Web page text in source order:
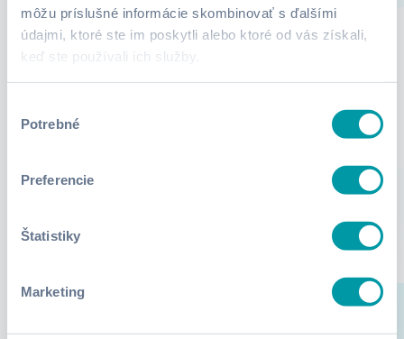
môžu príslušné informácie skombinovať s ďalšími
údajmi, ktoré ste im poskytli alebo ktoré od vás získali,
keď ste používali ich služby.
súhlasu
Potrebné
Preferencie
Štatistiky
Marketing